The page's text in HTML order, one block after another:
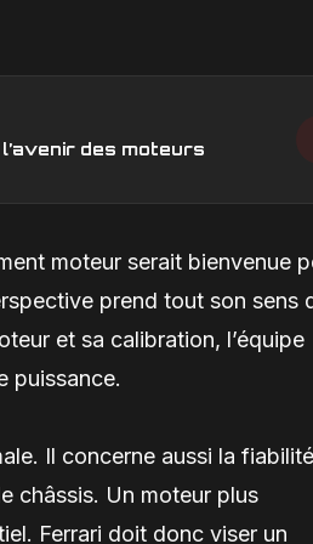
des moteurs
moteur serait bienvenue
prend tout son sens
et sa calibration, l’équipe
puissance.
Il concerne aussi la
châssis. Un moteur plus
Ferrari doit donc viser un